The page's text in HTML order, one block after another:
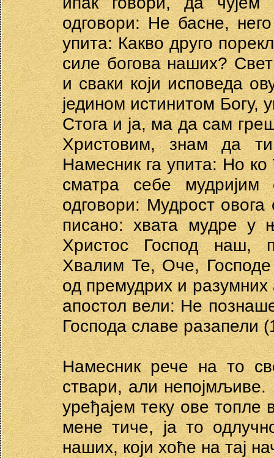
одговори: Не басне,
упита: Какво друго
силе богова наших?
и сваки који исповеда
једином истинитом Богу,
Стога и ја, ма да сам
Христовим, знам да
Намесник га упита: Но
сматра себе
одговори: Мудрост овога
писано: хвата мудре у
Христос Господ наш,
Хвалим Те, Оче,
од премудрих и
апостол вели: Не
Господа славе разапели
Намесник рече на то
ствари, али
уређајем теку ове топле
мене тиче, ја то
наших, који хоће на тај